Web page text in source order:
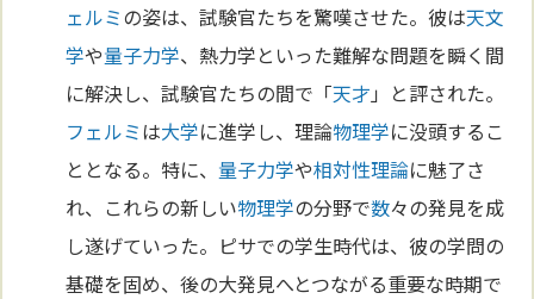
ェルミの姿は、試験官たちを驚嘆させた。彼は天文
学や量子力学、熱力学といった難解な問題を瞬く間
に解決し、試験官たちの間で「天才 」と評された。
フェルミは大学に進学し、理論物理学に没頭するこ
ととなる。特に、 量子力学や相対性理論に魅了さ
れ、これらの新しい物理学の分野で数々の発見を成
し遂げていった。ピサでの学生時代は、彼の学問の
基礎を固め、後の大発見へとつながる重要な時期で